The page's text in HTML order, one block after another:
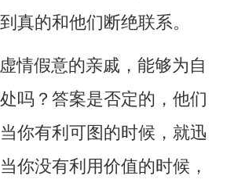
真的和他们断绝联系。
情假意的亲戚，能够为自
吗？答案是否定的，他们
你有利可图的时候，就迅
你没有利用价值的时候，